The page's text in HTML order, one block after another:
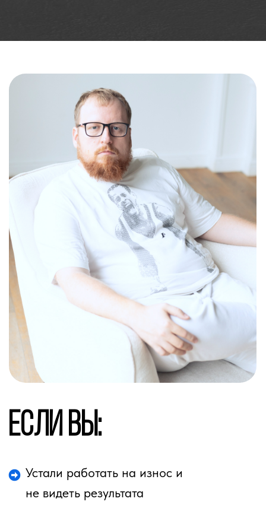
Маркетолог, коуч
Основатель проекта:
"Клуб Успешных Врачей"
«Богатый доктор. Секреты Маркетинга»,
«Камасутра для инвестора»,
«Как превратить боли клиента в деньги»,
«9 навыков эффективного врача-
предпринимателя»,
Кирилл Прядухин